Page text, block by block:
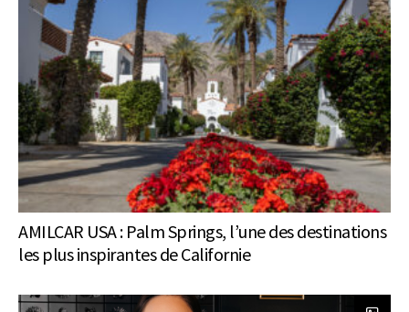
AMILCAR USA : Palm Springs, l’une des destinations
les plus inspirantes de Californie